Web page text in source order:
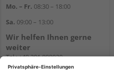
Mo. – Fr. 08:30 – 18:00
Sa. 09:00 – 13:00
Wir helfen Ihnen gerne
weiter
Tel.:+49 201 898020
E-Mail:shop@vonderstein.de